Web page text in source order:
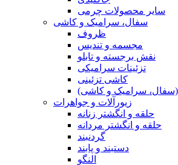
سایر محصولات چرمی
سفال، سرامیک و کاشی
ظروف
مجسمه و تندیس
نقش برجسته و تابلو
تزئینات سرامیکی
کاشی تزئینی
(سفال، سرامیک و کاشی)
زیورآلات و جواهرات
حلقه و انگشتر زنانه
حلقه و انگشتر مردانه
گردنبند
دستبند و پابند
النگو